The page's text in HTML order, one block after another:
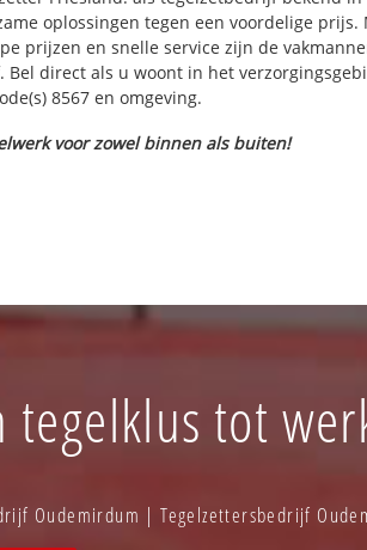
oplossingen tegen een voordelige
prijzen en snelle service zijn de
Bel direct als u woont in het
8567 en omgeving.
voor zowel binnen als buiten!
tot
Oudemirdum | Tegelzettersbedrijf